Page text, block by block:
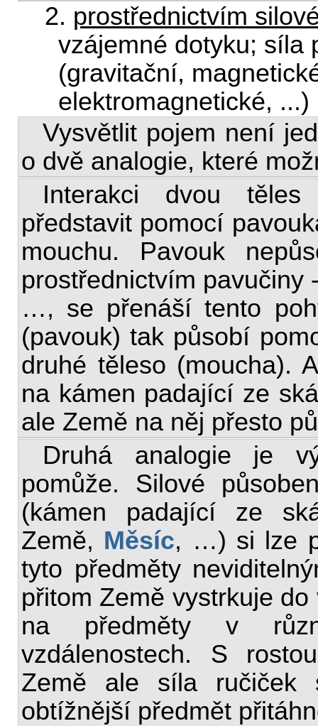
2. prostřednictvím
vzájemné dotyku; síla
(gravitační,
elektromagnetické, ...)
Vysvětlit pojem není
o dvě analogie, které
Interakci dvou
představit pomocí
mouchu. Pavouk
prostřednictvím pavučiny
…, se přenáší tento
(pavouk) tak působí
druhé těleso (moucha).
na kámen padající ze
ale Země na něj přesto
Druhá analogie je
pomůže. Silové
(kámen padající ze
Země, Měsíc, …) si lze
tyto předměty
přitom Země vystrkuje do
na předměty v
vzdálenostech. S
Země ale síla
obtížnější předmět